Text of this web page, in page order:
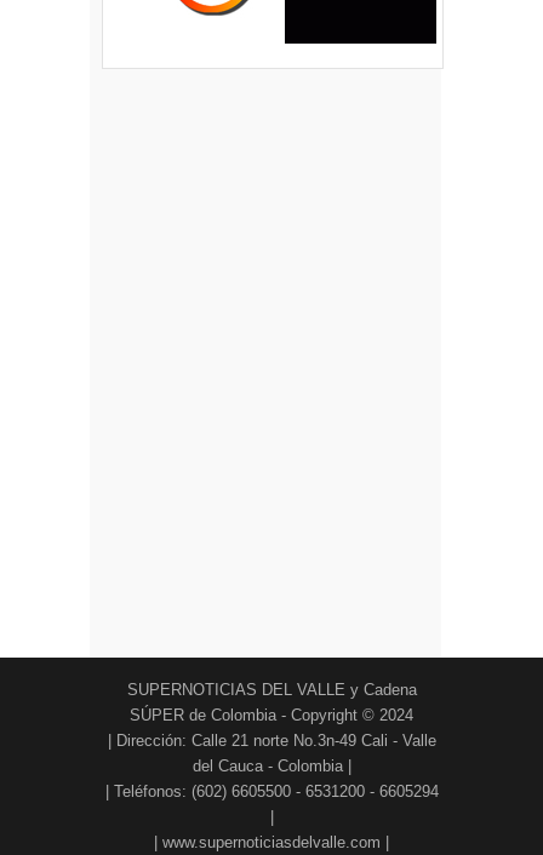
SUPERNOTICIAS DEL VALLE y Cadena
SÚPER de Colombia - Copyright © 2024
| Dirección: Calle 21 norte No.3n-49 Cali - Valle
del Cauca - Colombia |
| Teléfonos: (602) 6605500 - 6531200 - 6605294
| www.supernoticiasdelvalle.com |